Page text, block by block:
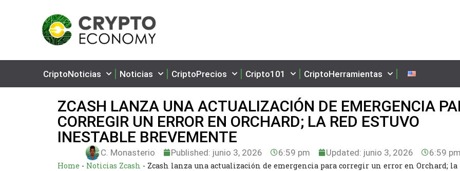
CriptoNoticias Noticias CriptoPrecios Cripto101 CriptoHerramientas
ZCASH LANZA UNA ACTUALIZACIÓN DE EMERGENCIA
CORREGIR UN ERROR EN ORCHARD; LA RED ESTUVO
INESTABLE BREVEMENTE
C. Monasterio Published: junio 3, 2026 6:59 pm Updated: junio 3, 2026 6:59 pm
Home - Noticias Zcash - Zcash lanza una actualización de emergencia para corregir un error en Orchard; la